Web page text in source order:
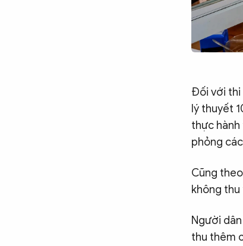
Đối với thi
lý thuyết
thực
phỏng
Cũng
không thu
Người
thu thêm